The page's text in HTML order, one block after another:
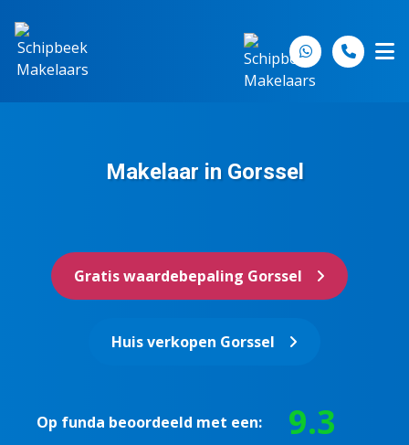
Makelaar in Gorssel
Gratis waardebepaling Gorssel
Huis verkopen Gorssel
Op funda beoordeeld met een: 9.3